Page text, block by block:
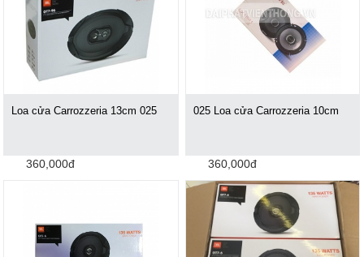
Loa cửa Carrozzeria 13cm 025
360,000đ
025 Loa cửa Carrozzeria 10cm
360,000đ